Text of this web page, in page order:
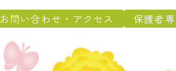
お問い合わせ・アクセス 保護者